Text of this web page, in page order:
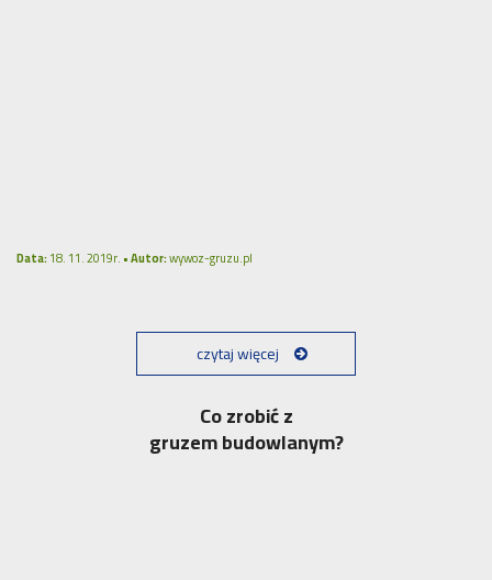
Data:18. 11. 2019r. •Autor:wywoz-gruzu.pl
czytaj więcej
Co zrobić z
gruzem budowlanym?